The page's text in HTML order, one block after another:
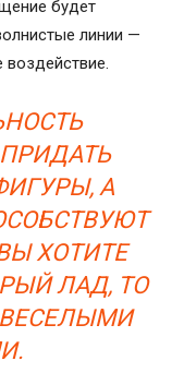
будет
линии —
А
ХОТИТЕ
ЛАД, ТО
ВЕСЕЛЫМИ